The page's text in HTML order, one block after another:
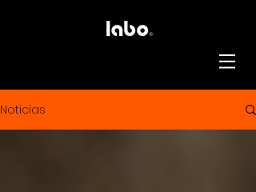
Noticias